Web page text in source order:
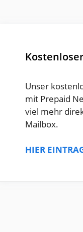
Unser
mit Prepaid
viel mehr
Mailbox.
HIER